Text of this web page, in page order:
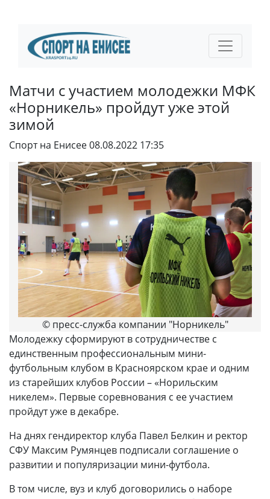
Матчи с участием молодежки МФК
«Норникель» пройдут уже этой
зимой
Спорт на Енисее08.08.2022 17:35
© пресс-служба компании "Норникель"
Молодежку сформируют в сотрудничестве с
единственным профессиональным мини-
футбольным клубом в Красноярском крае и одним
из старейших клубов России – «Норильским
никелем». Первые соревнования с ее участием
пройдут уже в декабре.
На днях гендиректор клуба Павел Белкин и ректор
СФУ Максим Румянцев подписали соглашение о
развитии и популяризации мини-футбола.
В том числе, вуз и клуб договорились о наборе